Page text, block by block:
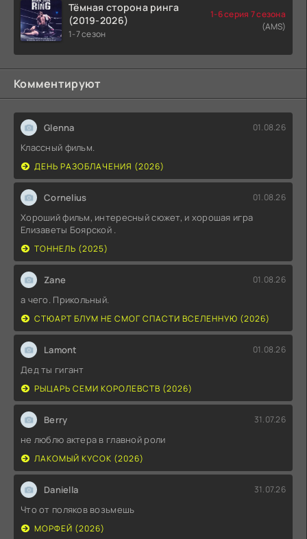
Тёмная сторона ринга
(2019-2026)
1-7 сезон
1-6 серия 7 сезона
(AMS)
Комментируют
Glenna 01.08.26
Классный фильм.
ДЕНЬ РАЗОБЛАЧЕНИЯ (2026)
Cornelius 01.08.26
Хороший фильм, интересный сюжет, и хорошая игра
Елизаветы Боярской .
ТОННЕЛЬ (2025)
Zane 01.08.26
а чего. Прикольный.
СТЮАРТ БЛУМ НЕ СМОГ СПАСТИ ВСЕЛЕННУЮ (2026)
Lamont 01.08.26
Дед ты гигант
РЫЦАРЬ СЕМИ КОРОЛЕВСТВ (2026)
Berry 31.07.26
не люблю актера в главной роли
ЛАКОМЫЙ КУСОК (2026)
Daniella 31.07.26
Что от поляков возьмешь
МОРФЕЙ (2026)